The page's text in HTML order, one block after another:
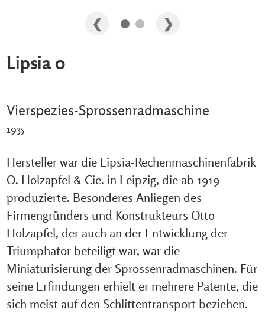
Lipsia 0
Vierspezies-Sprossenradmaschine
1935
Hersteller war die Lipsia-Rechenmaschinenfabrik
O. Holzapfel & Cie. in Leipzig, die ab 1919
produzierte. Besonderes Anliegen des
Firmengründers und Konstrukteurs Otto
Holzapfel, der auch an der Entwicklung der
Triumphator beteiligt war, war die
Miniaturisierung der Sprossenradmaschinen. Für
seine Erfindungen erhielt er mehrere Patente, die
sich meist auf den Schlittentransport beziehen.